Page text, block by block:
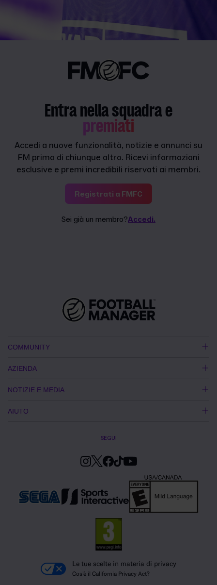
Entra nella squadra e
premiati
Accedi a nuove funzionalità, notizie e annunci su
FM prima di chiunque altro. Ricevi informazioni
esclusive e premi incredibili riservati ai membri.
Registrati a FMFC
Sei già un membro?Accedi.
COMMUNITY
AZIENDA
NOTIZIE E MEDIA
AIUTO
SEGUI
Le tue scelte in materia di privacy
Cos'è il California Privacy Act?